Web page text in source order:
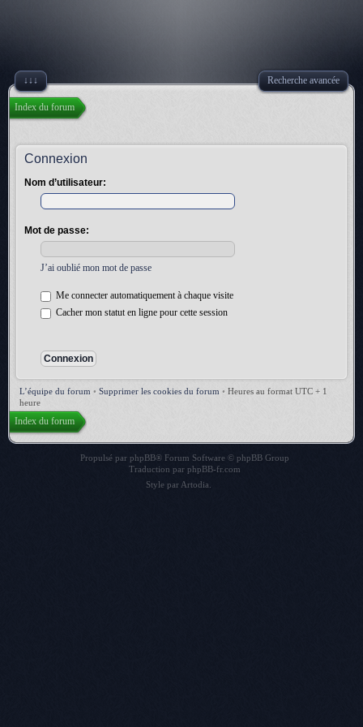
↓↓↓ Recherche avancée
Index du forum
Connexion
Nom d’utilisateur:
Mot de passe:
J’ai oublié mon mot de passe
Me connecter automatiquement à chaque visite
Cacher mon statut en ligne pour cette session
L’équipe du forum • Supprimer les cookies du forum • Heures au format UTC + 1
heure
Index du forum
Propulsé par phpBB® Forum Software © phpBB Group
Traduction par phpBB-fr.com
Style par Artodia